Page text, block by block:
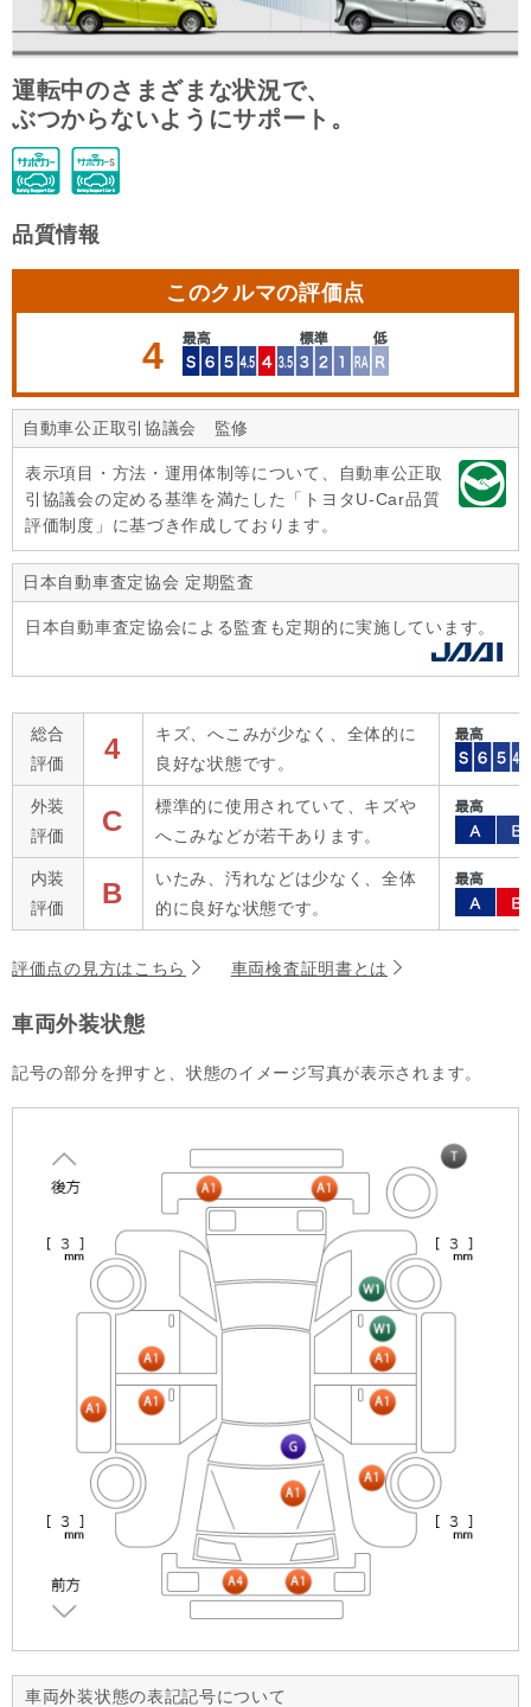
運転中のさまざまな状況で、
ぶつからないようにサポート。
品質情報
このクルマの評価点
4
自動車公正取引協議会 監修
表示項目・方法・運用体制等について、自動車公正取
引協議会の定める基準を満たした「トヨタU-Car品質
評価制度」に基づき作成しております。
日本自動車査定協会 定期監査
日本自動車査定協会による監査も定期的に実施しています。
総合
評価
4
キズ、へこみが少なく、全体的に
良好な状態です。
外装
評価
C
標準的に使用されていて、キズや
へこみなどが若干あります。
内装
評価
B
いたみ、汚れなどは少なく、全体
的に良好な状態です。
評価点の見方はこちら 車両検査証明書とは
車両外装状態
記号の部分を押すと、状態のイメージ写真が表示されます。
車両外装状態の表記記号について